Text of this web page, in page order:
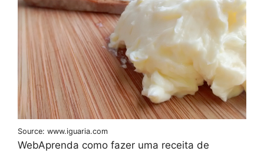
Source: www.iguaria.com
WebAprenda como fazer uma receita de